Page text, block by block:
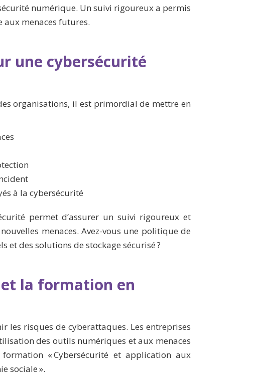
numérique. Un suivi rigoureux a permis
aux menaces futures.
une cybersécurité
organisations, il est primordial de mettre en
à la cybersécurité
permet d’assurer un suivi rigoureux et
menaces. Avez-vous une politique de
et des solutions de stockage sécurisé ?
la formation en
les risques de cyberattaques. Les entreprises
des outils numériques et aux menaces
« Cybersécurité et application aux
sociale ».